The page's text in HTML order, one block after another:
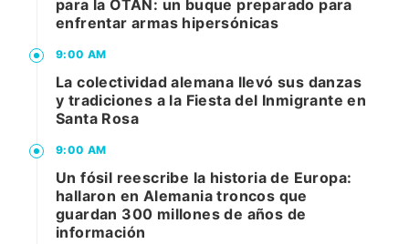
para la OTAN: un buque preparado para
enfrentar armas hipersónicas
9:00 AM
La colectividad alemana llevó sus danzas
y tradiciones a la Fiesta del Inmigrante en
Santa Rosa
9:00 AM
Un fósil reescribe la historia de Europa:
hallaron en Alemania troncos que
guardan 300 millones de años de
información